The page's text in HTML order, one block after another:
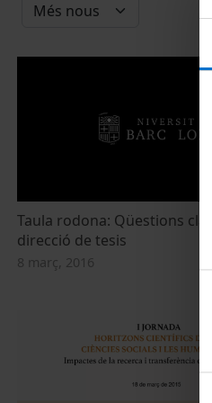
Taula rodona: Qüestions
direcció de tesis
8 març, 2016